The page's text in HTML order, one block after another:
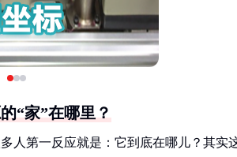
“家”在哪里？
人第一反应就是：它到底在哪儿？其实